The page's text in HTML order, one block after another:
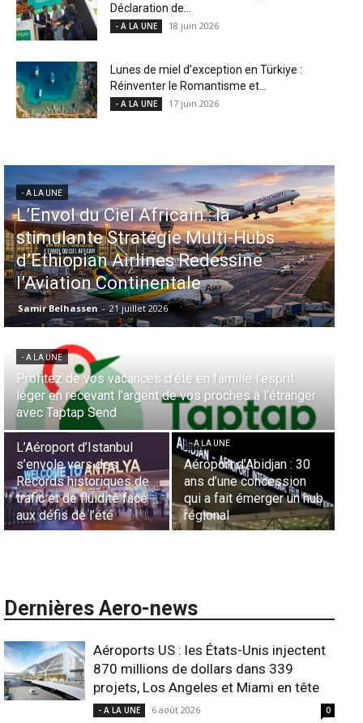
Déclaration de...
- A LA UNE 18 juin 2026
Lunes de miel d’exception en Türkiye :
Réinventer le Romantisme et...
- A LA UNE 17 juin 2026
- A LA UNE
Aéroports US : les États-Unis
injectent 870 millions de dollars
dans 339 projets, Los Angeles et
Miami en tête
Samir Belhassen - 6 août 2026
- A LA UNE
Aérien & Stratégie : Comment Royal Air Maroc fait de
la diaspora européenne le moteur de son hub de
Casablanca
- A LA UNE
Sécurité des frontières
aériennes en Afrique :
L’appel urgent à
l’harmonisation globale
- A LA UNE
Nominations : Sadri
Essid à la tête de la
Représentation d’Air
France en Tunisie et
Lionel Rault aux
commandes de la région
ANSCO
Dernières Aero-news
Aéroports US : les États-Unis injectent
870 millions de dollars dans 339
projets, Los Angeles et Miami en tête
- A LA UNE 6 août 2026 0